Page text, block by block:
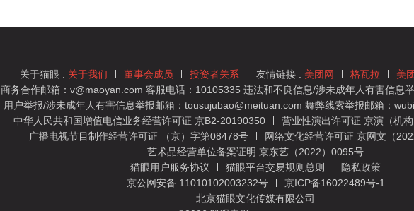
关于猫眼 : 关于我们 董事会成员 投资者关系 友情链接 : 美团网 格瓦拉 美
商务合作邮箱：v@maoyan.com 客服电话：10105335 违法和不良信息/涉未成年人有害信息
用户举报/涉未成年人有害信息举报邮箱：tousujubao@meituan.com 舞弊线索举报邮箱：
中华人民共和国增值电信业务经营许可证 京B2-20190350
营业性演出许可证 京演（机
广播电视节目制作经营许可证 （京）字第08478号
网络文化经营许可证 京网文（
艺术品经营单位备案证明 京东艺（2022）0095号
猫眼用户服务协议
猫眼平台交易规则总则
隐私政策
京公网安备 11010102003232号
京ICP备16022489号-1
北京猫眼文化传媒有限公司